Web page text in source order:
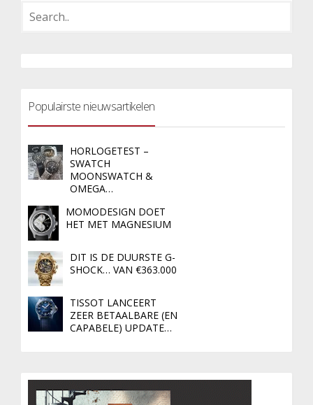
Populairste nieuwsartikelen
HORLOGETEST –
SWATCH
MOONSWATCH &
OMEGA…
MOMODESIGN DOET
HET MET MAGNESIUM
DIT IS DE DUURSTE G-
SHOCK… VAN €363.000
TISSOT LANCEERT
ZEER BETAALBARE (EN
CAPABELE) UPDATE…